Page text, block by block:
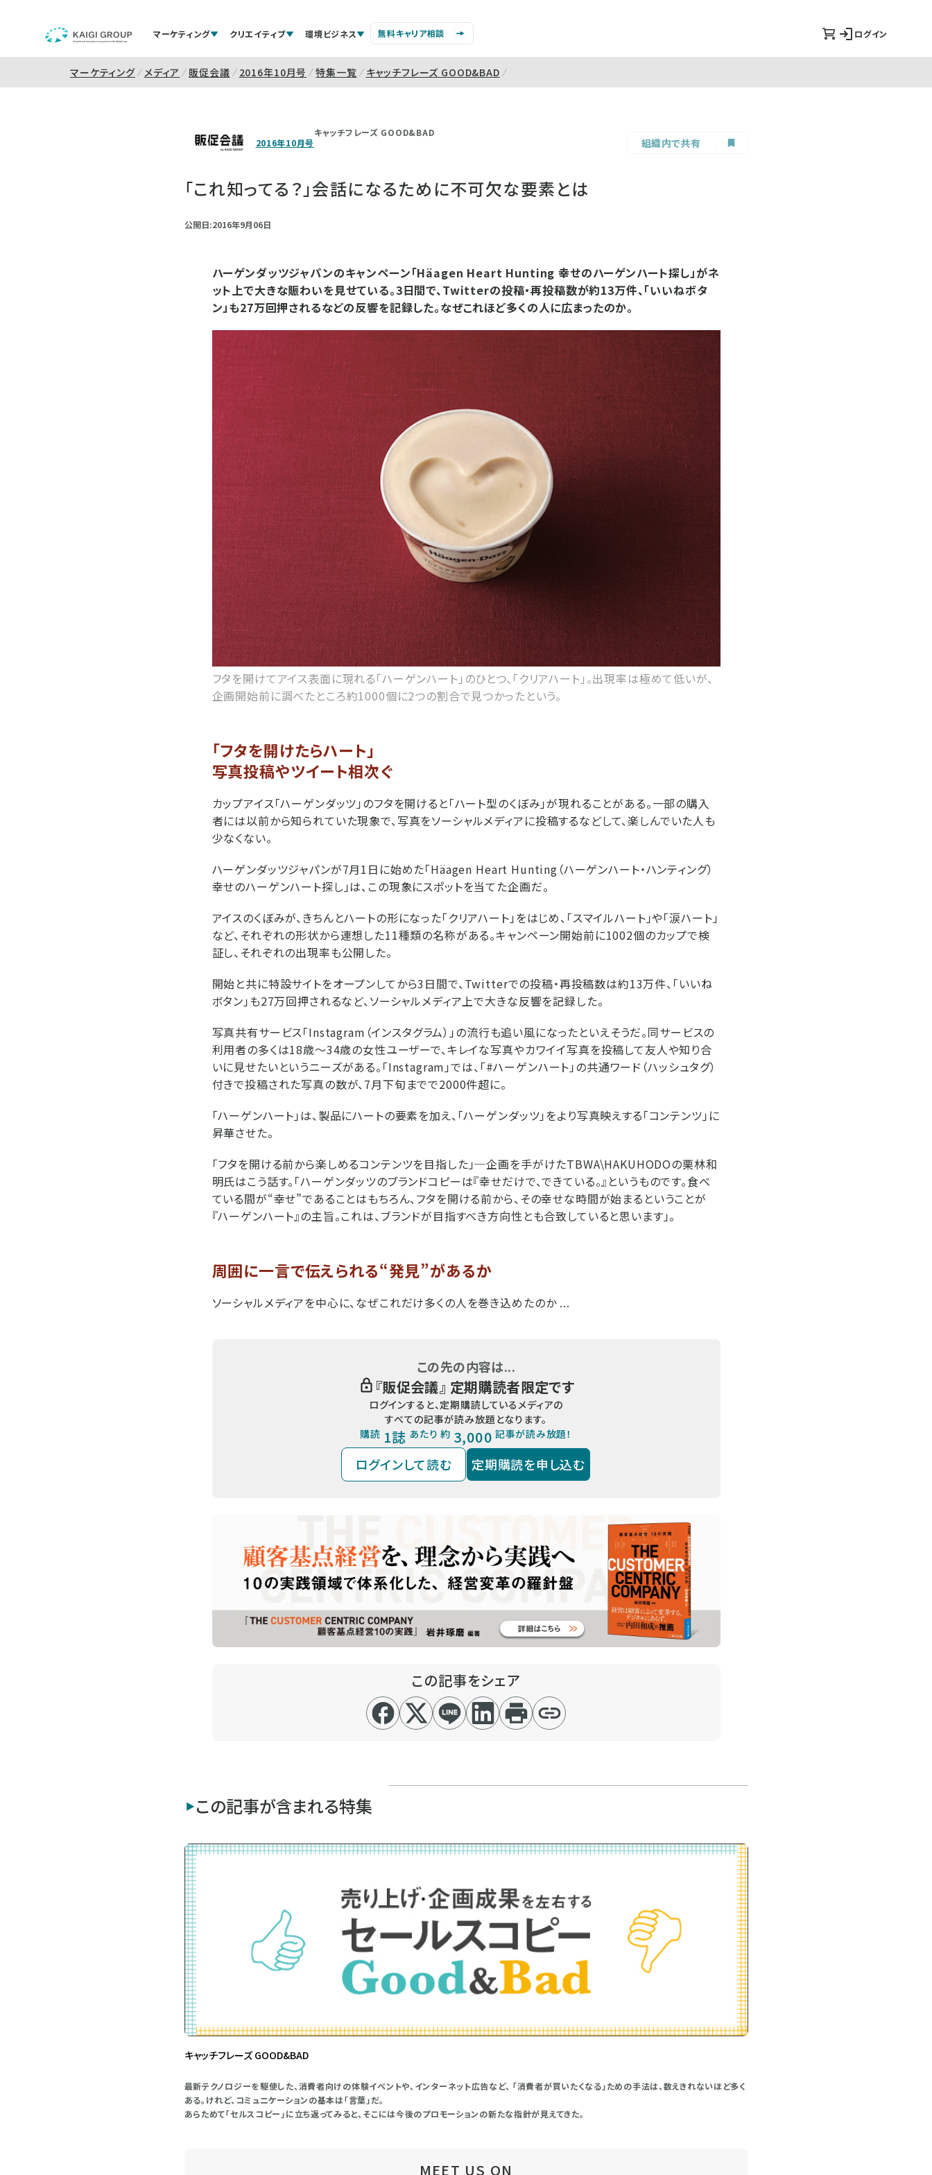
マーケティング クリエイティブ 環境ビジネス 無料キャリア相談 ログイン
マーケティング メディア 販促会議 2016年10月号 特集一覧 キャッチフレーズ GOOD&BAD
2016年10月号
キャッチフレーズ GOOD&BAD
組織内で共有
「これ知ってる？」会話になるために不可欠な要素とは
公開日:2016年9月06日
ハーゲンダッツジャパンのキャンペーン「Häagen Heart Hunting 幸せのハーゲンハート探し」がネ
ット上で大きな賑わいを見せている。3日間で、Twitterの投稿・再投稿数が約13万件、「いいねボタ
ン」も27万回押されるなどの反響を記録した。なぜこれほど多くの人に広まったのか。
フタを開けてアイス表面に現れる「ハーゲンハート」のひとつ、「クリアハート」。出現率は極めて低いが、
企画開始前に調べたところ約1000個に2つの割合で見つかったという。
「フタを開けたらハート」
写真投稿やツイート相次ぐ
カップアイス「ハーゲンダッツ」のフタを開けると「ハート型のくぼみ」が現れることがある。一部の購入
者には以前から知られていた現象で、写真をソーシャルメディアに投稿するなどして、楽しんでいた人も
少なくない。
ハーゲンダッツジャパンが7月1日に始めた「Häagen Heart Hunting（ハーゲンハート・ハンティング）
幸せのハーゲンハート探し」は、この現象にスポットを当てた企画だ。
アイスのくぼみが、きちんとハートの形になった「クリアハート」をはじめ、「スマイルハート」や「涙ハート」
など、それぞれの形状から連想した11種類の名称がある。キャンペーン開始前に1002個のカップで検
証し、それぞれの出現率も公開した。
開始と共に特設サイトをオープンしてから3日間で、Twitterでの投稿・再投稿数は約13万件、「いいね
ボタン」も27万回押されるなど、ソーシャルメディア上で大きな反響を記録した。
写真共有サービス「Instagram（インスタグラム）」の流行も追い風になったといえそうだ。同サービスの
利用者の多くは18歳〜34歳の女性ユーザーで、キレイな写真やカワイイ写真を投稿して友人や知り合
いに見せたいというニーズがある。「Instagram」では、「#ハーゲンハート」の共通ワード（ハッシュタグ）
付きで投稿された写真の数が、7月下旬までで2000件超に。
「ハーゲンハート」は、製品にハートの要素を加え、「ハーゲンダッツ」をより写真映えする「コンテンツ」に
昇華させた。
「フタを開ける前から楽しめるコンテンツを目指した」─企画を手がけたTBWA\HAKUHODOの栗林和
明氏はこう話す。「ハーゲンダッツのブランドコピーは『幸せだけで、できている。』というものです。食べ
ている間が“幸せ”であることはもちろん、フタを開ける前から、その幸せな時間が始まるということが
『ハーゲンハート』の主旨。これは、ブランドが目指すべき方向性とも合致していると思います」。
周囲に一言で伝えられる“発見”があるか
ソーシャルメディアを中心に、なぜこれだけ多くの人を巻き込めたのか ...
この先の内容は...
『販促会議』 定期購読者限定です
ログインすると、定期購読しているメディアの
すべての記事が読み放題となります。
購読 1誌 あたり 約 3,000 記事が読み放題！
ログインして読む 定期購読を申し込む
この記事をシェア
この記事が含まれる特集
キャッチフレーズ GOOD&BAD
最新テクノロジーを駆使した、消費者向けの体験イベントや、インターネット広告など、 「消費者が買いたくなる」ための手法は、数えきれないほど多く
ある。けれど、コミュニケーションの基本は「言葉」だ。
あらためて「セルスコピー」に立ち返ってみると、そこには今後のプロモーションの新たな指針が見えてきた。
MEET US ON